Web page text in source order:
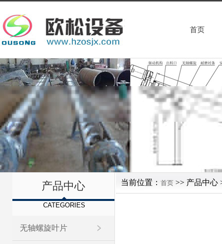
首页
产品中心
CATEGORIES
无轴螺旋叶片
当前位置： 首页 >> 产品中心